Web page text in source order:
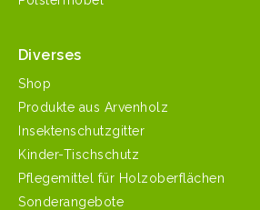
Diverses
Shop
Produkte aus Arvenholz
Insektenschutzgitter
Kinder-Tischschutz
Pflegemittel für Holzoberflächen
Sonderangebote